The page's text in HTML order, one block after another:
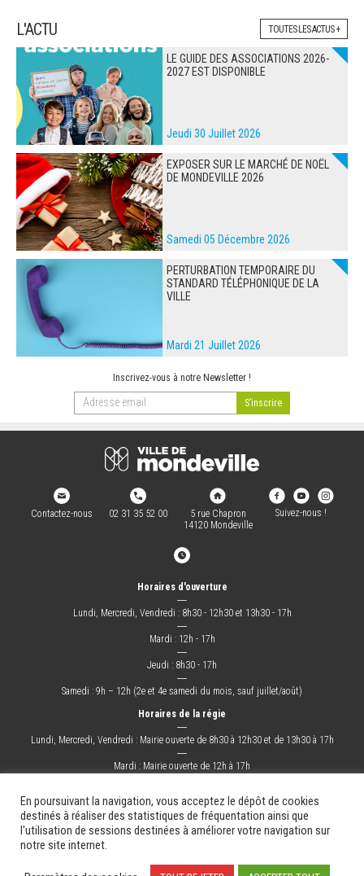
L'ACTU TOUTES LES ACTUS +
LE GUIDE DES ASSOCIATIONS 2026-
2027 EST DISPONIBLE
Jeudi 30 Juillet 2026
EXPOSER SUR LE MARCHÉ DE NOËL
DE MONDEVILLE 2026
Samedi 05 Décembre 2026
PERTURBATION TEMPORAIRE DU
STANDARD TÉLÉPHONIQUE DE LA
VILLE
Mardi 21 Juillet 2026
Inscrivez-vous à notre Newsletter !
Contactez-nous 02 31 35 52 00
5 rue Chapron
14120 Mondeville
Suivez-nous !
Horaires d'ouverture
―
Lundi, Mercredi, Vendredi : 8h30 - 12h30 et 13h30 - 17h
―
Mardi : 12h - 17h
―
Jeudi : 8h30 - 17h
―
Samedi : 9h – 12h (2e et 4e samedi du mois, sauf juillet/août)
Horaires de la régie
―
Lundi, Mercredi, Vendredi : Mairie ouverte de 8h30 à 12h30 et de 13h30 à 17h
―
Mardi : Mairie ouverte de 12h à 17h
La Ville Mes démarches Grandir ! Sortir ! Changer !
Les docs.
Mentions légales
En poursuivant la navigation, vous acceptez le dépôt de cookies
destinés à réaliser des statistiques de fréquentation ainsi que
l'utilisation de sessions destinées à améliorer votre navigation sur
notre site internet.